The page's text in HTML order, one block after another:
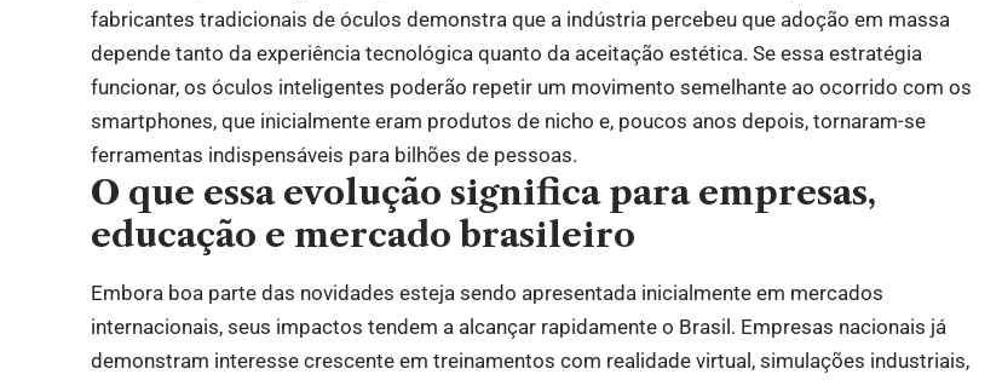
fabricantes tradicionais de óculos demonstra que a indústria percebeu que adoção em massa
depende tanto da experiência tecnológica quanto da aceitação estética. Se essa estratégia
funcionar, os óculos inteligentes poderão repetir um movimento semelhante ao ocorrido com os
smartphones, que inicialmente eram produtos de nicho e, poucos anos depois, tornaram-se
ferramentas indispensáveis para bilhões de pessoas.
O que essa evolução significa para empresas,
educação e mercado brasileiro
Embora boa parte das novidades esteja sendo apresentada inicialmente em mercados
internacionais, seus impactos tendem a alcançar rapidamente o Brasil. Empresas nacionais já
demonstram interesse crescente em treinamentos com realidade virtual, simulações industriais,